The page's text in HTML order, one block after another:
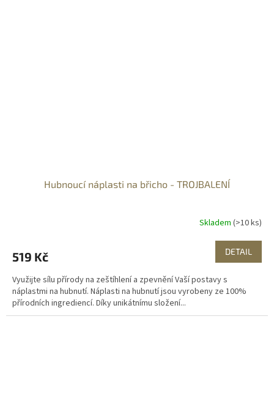
Hubnoucí náplasti na břicho - TROJBALENÍ
Skladem (>10 ks)
519 Kč DETAIL
Využijte sílu přírody na zeštíhlení a zpevnění Vaší postavy s
náplastmi na hubnutí. Náplasti na hubnutí jsou vyrobeny ze 100%
přírodních ingrediencí. Díky unikátnímu složení...